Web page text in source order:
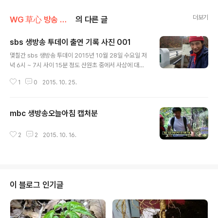
WG 草心 방송 출연 기록 정보 의 다른 글 더보기
sbs 생방송 투데이 출연 기록 사진 001
몇칠간 sbs 생방송 투데이 2015년 10월 28일 수요일 저
녁 6시 ~ 7시 사이 15분 정도 산원초 중에서 사삼에 대한
하신 산원초 회원이신 모든 분들 고생 하셨읍니다
1 0 2015. 10. 25.
mbc 생방송오늘아침 캡처분
2 2 2015. 10. 16.
이 블로그 인기글